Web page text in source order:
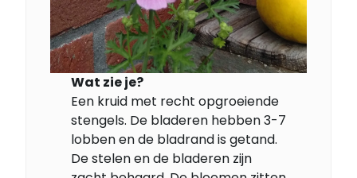
Wat zie je?
Een kruid met recht opgroeiende
stengels. De bladeren hebben 3-7
lobben en de bladrand is getand.
De stelen en de bladeren zijn